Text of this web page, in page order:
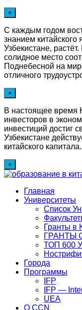
×
С каждым годом
знанием китайского
Узбекистане,
солидное место
Поднебесной на
отличного
×
В настоящее время
инвесторов в
инвестиций
Узбекистане
китайского капитала.
×
Главная
Университеты
Список
Гранты в
ГРАНТЫ
ТОП 600
Города
Программы
IFP
IFP —
UEA
О CCN